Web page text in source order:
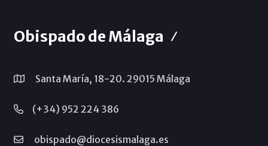
Obispado de Málaga
Santa María, 18-20. 29015 Málaga
(+34) 952 224 386
obispado@diocesismalaga.es